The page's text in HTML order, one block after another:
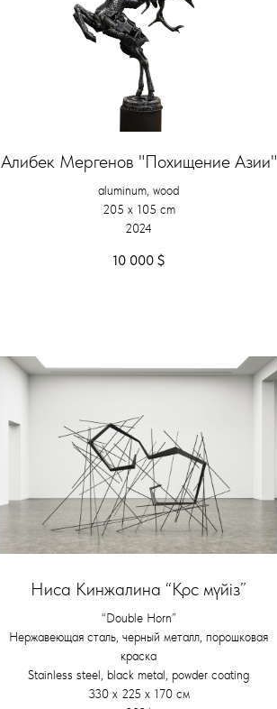
Алибек Мергенов "Похищение Азии"
aluminum, wood
205 х 105 cm
2024
10 000 $
Ниса Кинжалина “Қос мүйіз”
“Double Horn”
Нержавеющая сталь, черный металл, порошковая
краска
Stainless steel, black metal, powder coating
330 х 225 х 170 см